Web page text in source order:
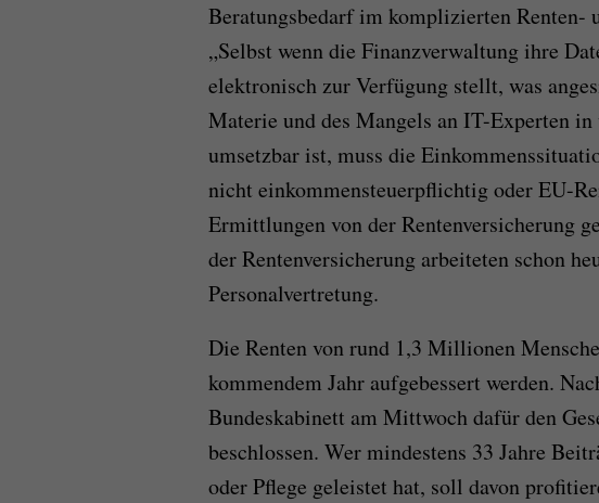
Beratungsbedarf im komplizierten Renten-
„Selbst wenn die Finanzverwaltung ihre
elektronisch zur Verfügung stellt, was
Materie und des Mangels an IT-Experten
umsetzbar ist, muss die
nicht einkommensteuerpflichtig oder EU-
Ermittlungen von der Rentenversicherung
der Rentenversicherung arbeiteten schon
Personalvertretung.
Die Renten von rund 1,3 Millionen
kommendem Jahr aufgebessert werden.
Bundeskabinett am Mittwoch dafür den
beschlossen. Wer mindestens 33 Jahre
oder Pflege geleistet hat, soll davon